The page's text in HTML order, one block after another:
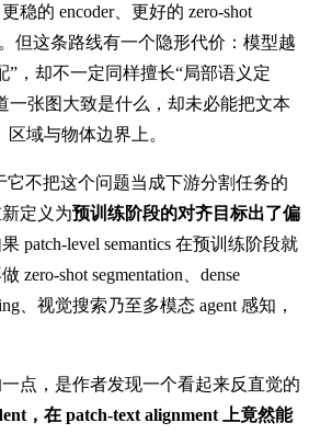
稳的 encoder、更好的 zero-shot
。但这条路线有一个隐形代价：模型越
”，却不一定同样擅长“局部语义定
一张图大致是什么，却未必能把文本
区域与物体边界上。
它不把这个问题当成下游分割任务的
定义为预训练阶段的对齐目标出了偏
patch-level semantics 在预训练阶段就
zero-shot segmentation、dense
、视觉搜索乃至多模态 agent 感知，
点，是作者发现一个看起来反直觉的
，在 patch-text alignment 上竟然能